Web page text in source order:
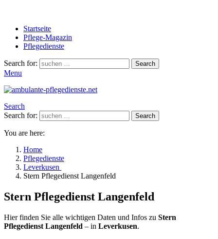
Startseite
Pflege-Magazin
Pflegedienste
Search for: Search
Menu
Search
Search for:
Search
You are here:
Home
Pflegedienste
Leverkusen
Stern Pflegedienst Langenfeld
Stern Pflegedienst Langenfeld
Hier finden Sie alle wichtigen Daten und Infos zu Stern
Pflegedienst Langenfeld – in Leverkusen.